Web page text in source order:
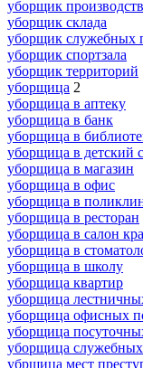
уборщик
уборщик склада
уборщик служебных
уборщик спортзала
уборщик территорий
уборщица 2
уборщица в аптеку
уборщица в банк
уборщица в
уборщица в детский
уборщица в магазин
уборщица в офис
уборщица в
уборщица в ресторан
уборщица в салон
уборщица в
уборщица в школу
уборщица квартир
уборщица
уборщица офисных
уборщица
уборщица
убрщица мест